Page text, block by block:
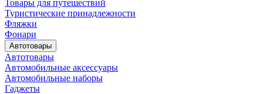
Товары для путешествий
Туристические принадлежности
Фляжки
Фонари
Автотовары
Автотовары
Автомобильные аксессуары
Автомобильные наборы
Гаджеты